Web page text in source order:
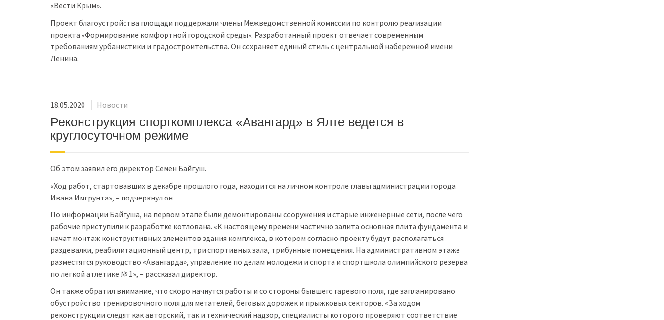
«Вести Крым».
Проект благоустройства площади поддержали члены Межведомственной комиссии по контролю реализации
проекта «Формирование комфортной городской среды». Разработанный проект отвечает современным
требованиям урбанистики и градостроительства. Он сохраняет единый стиль с центральной набережной имени
Ленина.
18.05.2020 Новости
Реконструкция спорткомплекса «Авангард» в Ялте ведется в
круглосуточном режиме
Об этом заявил его директор Семен Байгуш.
«Ход работ, стартовавших в декабре прошлого года, находится на личном контроле главы администрации города
Ивана Имгрунта», – подчеркнул он.
По информации Байгуша, на первом этапе были демонтированы сооружения и старые инженерные сети, после чего
рабочие приступили к разработке котлована. «К настоящему времени частично залита основная плита фундамента и
начат монтаж конструктивных элементов здания комплекса, в котором согласно проекту будут располагаться
раздевалки, реабилитационный центр, три спортивных зала, трибунные помещения. На административном этаже
разместятся руководство «Авангарда», управление по делам молодежи и спорта и спортшкола олимпийского резерва
по легкой атлетике № 1», – рассказал директор.
Он также обратил внимание, что скоро начнутся работы и со стороны бывшего гаревого поля, где запланировано
обустройство тренировочного поля для метателей, беговых дорожек и прыжковых секторов. «За ходом
реконструкции следят как авторский, так и технический надзор, специалисты которого проверяют соответствие